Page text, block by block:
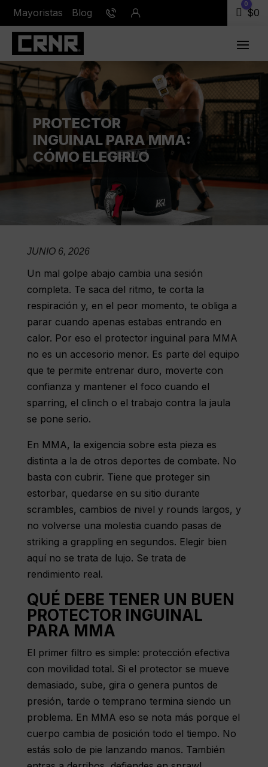
Mayoristas Blog Carro
0
$0
PROTECTOR
INGUINAL PARA MMA:
CÓMO ELEGIRLO
JUNIO 6, 2026
Un mal golpe abajo cambia una sesión
completa. Te saca del ritmo, te corta la
respiración y, en el peor momento, te obliga a
parar cuando apenas estabas entrando en
calor. Por eso el protector inguinal para MMA
no es un accesorio menor. Es parte del equipo
que te permite entrenar duro, moverte con
confianza y mantener el foco cuando el
sparring, el clinch o el trabajo contra la jaula
se pone serio.
En MMA, la exigencia sobre esta pieza es
distinta a la de otros deportes de combate. No
basta con cubrir. Tiene que proteger sin
estorbar, quedarse en su sitio durante
scrambles, cambios de nivel y rounds largos, y
no volverse una molestia cuando pasas de
striking a grappling en segundos. Elegir bien
aquí no se trata de lujo. Se trata de
rendimiento real.
QUÉ DEBE TENER UN BUEN
PROTECTOR INGUINAL
PARA MMA
El primer filtro es simple: protección efectiva
con movilidad total. Si el protector se mueve
demasiado, sube, gira o genera puntos de
presión, tarde o temprano termina siendo un
problema. En MMA eso se nota más porque el
cuerpo cambia de posición todo el tiempo. No
estás solo de pie lanzando manos. También